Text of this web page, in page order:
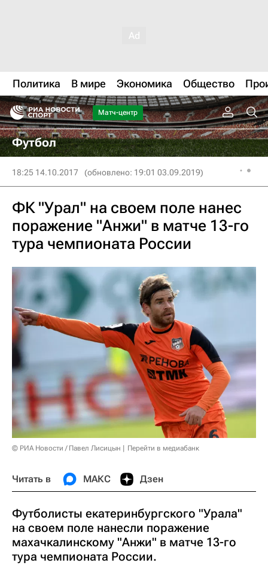
Политика В мире Экономика Общество
Матч-центр
Футбол
18:25 14.10.2017 (обновлено: 19:01 03.09.2019)
ФК "Урал" на своем поле нанес
поражение "Анжи" в матче 13-го
тура чемпионата России
© РИА Новости / Павел Лисицын Перейти в медиабанк
Читать в МАКС Дзен
Футболисты екатеринбургского "Урала"
на своем поле нанесли поражение
махачкалинскому "Анжи" в матче 13-го
тура чемпионата России.